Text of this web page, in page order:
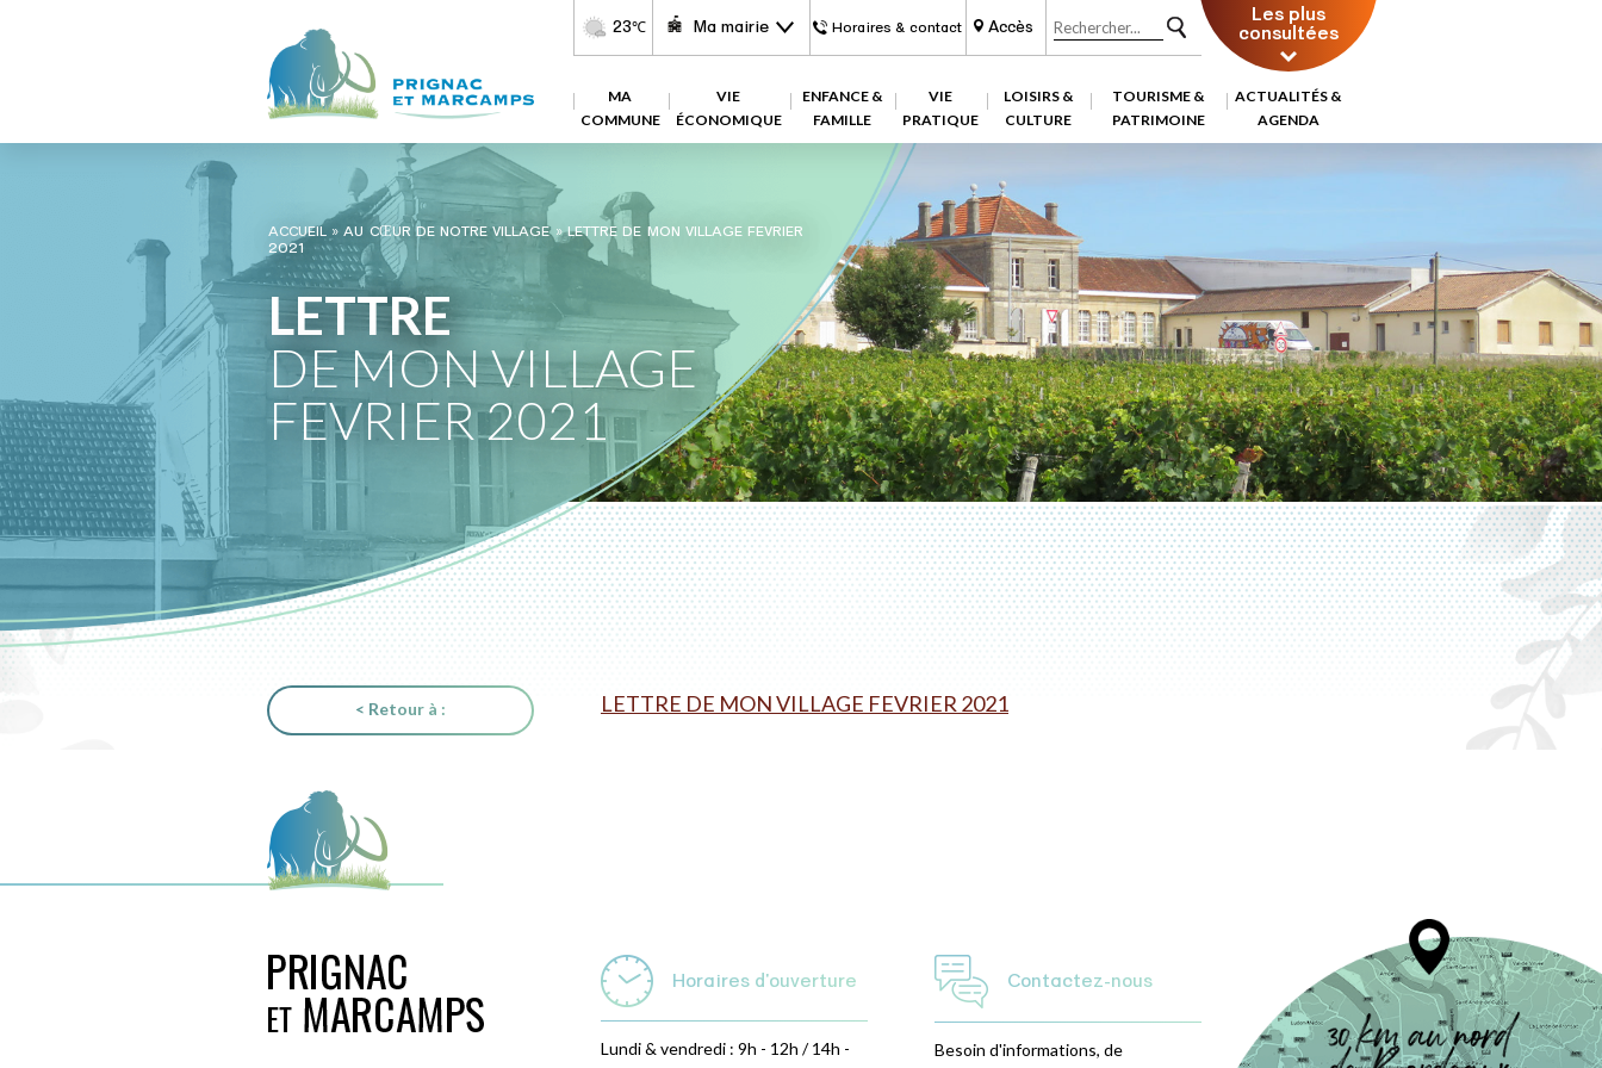
23℃ Ma mairie Horaires & contact Accès Les plus
consultées
MA
COMMUNE
VIE
ÉCONOMIQUE
ENFANCE &
FAMILLE
VIE
PRATIQUE
LOISIRS &
CULTURE
TOURISME &
PATRIMOINE
ACTUALITÉS &
AGENDA
ACCUEIL»AU CŒUR DE NOTRE VILLAGE»LETTRE DE MON VILLAGE FEVRIER
2021
LETTRE
DE MON VILLAGE
FEVRIER 2021
< Retour à : LETTRE DE MON VILLAGE FEVRIER 2021
Horaires d'ouverture
Lundi & vendredi : 9h - 12h / 14h -
Contactez-nous
Besoin d'informations, de